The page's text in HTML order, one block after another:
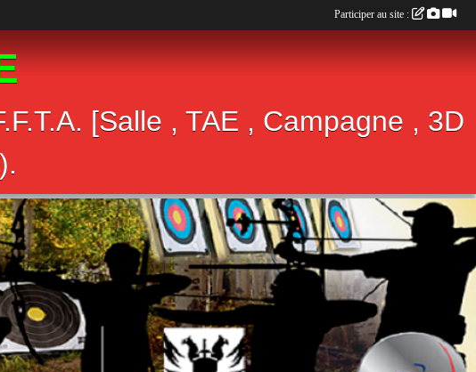
[Salle , TAE , Campagne , 3D
Participer au site :